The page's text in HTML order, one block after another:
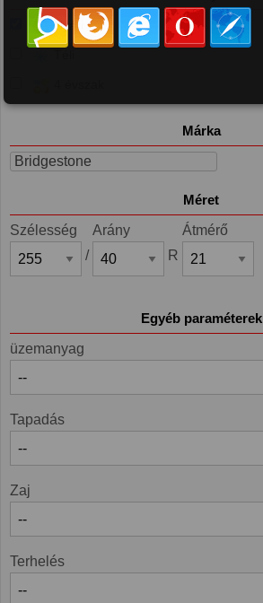
Nyári
Márka
Bridgestone
Méret
Szélesség
/
Arány
R
Átmérő
Egyéb paraméterek
üzemanyag
Tapadás
Zaj
Terhelés